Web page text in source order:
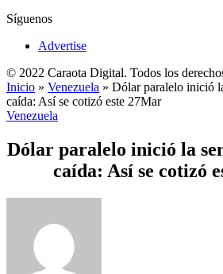
Síguenos
Advertise
© 2022 Caraota Digital. Todos los
Inicio » Venezuela » Dólar paralelo inició
caída: Así se cotizó este 27Mar
Venezuela
Dólar paralelo inició la
caída: Así se cotizó